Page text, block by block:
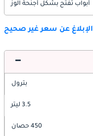
أبواب تفتح بشكل أجنحة الوز
الإبلاغ عن سعر غير صحيح
بترول
3.5 ليتر
450 حصان